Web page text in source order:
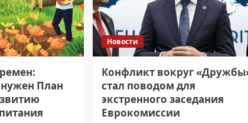
План
Новости
Конфликт вокруг
стал поводом для
экстренного заседания
Еврокомиссии